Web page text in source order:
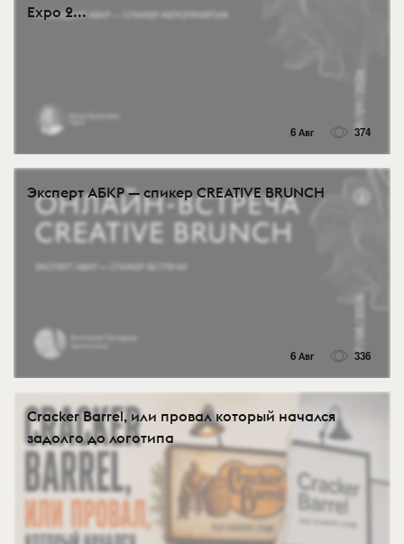
Expo 2...
6 Авг 374
Эксперт АБКР — спикер CREATIVE BRUNCH
6 Авг 336
Cracker Barrel, или провал который начался
задолго до логотипа